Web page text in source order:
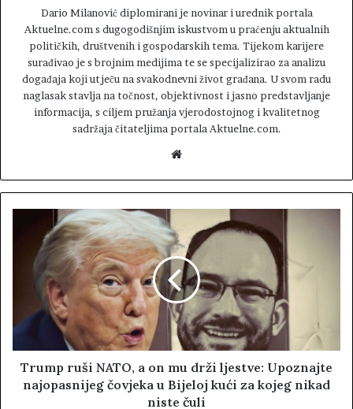
Dario Milanović diplomirani je novinar i urednik portala
Aktuelne.com s dugogodišnjim iskustvom u praćenju aktualnih
političkih, društvenih i gospodarskih tema. Tijekom karijere
surađivao je s brojnim medijima te se specijalizirao za analizu
događaja koji utječu na svakodnevni život građana. U svom radu
naglasak stavlja na točnost, objektivnost i jasno predstavljanje
informacija, s ciljem pružanja vjerodostojnog i kvalitetnog
sadržaja čitateljima portala Aktuelne.com.
b
s
t
e
Trump ruši NATO, a on mu drži ljestve: Upoznajte
najopasnijeg čovjeka u Bijeloj kući za kojeg nikad
niste čuli